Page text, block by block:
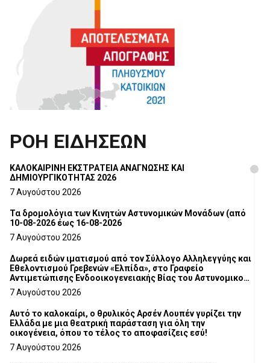
ΡΟΗ ΕΙΔΗΣΕΩΝ
ΚΑΛΟΚΑΙΡΙΝΗ ΕΚΣΤΡΑΤΕΙΑ ΑΝΑΓΝΩΣΗΣ ΚΑΙ
ΔΗΜΙΟΥΡΓΙΚΟΤΗΤΑΣ 2026
7 Αυγούστου 2026
Τα δρομολόγια των Κινητών Αστυνομικών Μονάδων (από
10-08-2026 έως 16-08-2026
7 Αυγούστου 2026
Δωρεά ειδών ιματισμού από τον Σύλλογο Αλληλεγγύης και
Εθελοντισμού Γρεβενών «Ελπίδα», στο Γραφείο
Αντιμετώπισης Ενδοοικογενειακής Βίας του Αστυνομικού
Τμήματος Γρεβενών
7 Αυγούστου 2026
Αυτό το καλοκαίρι, ο θρυλικός Αρσέν Λουπέν γυρίζει την
Ελλάδα με μια θεατρική παράσταση για όλη την
οικογένεια, όπου το τέλος το αποφασίζεις εσύ!
7 Αυγούστου 2026